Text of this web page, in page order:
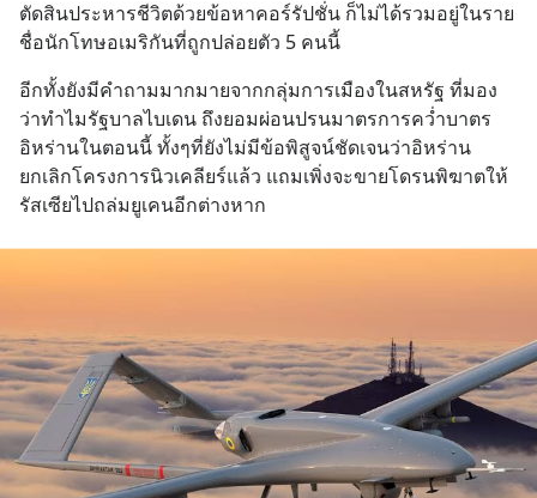
ตัดสินประหารชีวิตด้วยข้อหาคอร์รัปชั่น ก็ไม่ได้รวมอยู่ในราย
ชื่อนักโทษอเมริกันที่ถูกปล่อยตัว 5 คนนี้
อีกทั้งยังมีคำถามมากมายจากกลุ่มการเมืองในสหรัฐ ที่มอง
ว่าทำไมรัฐบาลไบเดน ถึงยอมผ่อนปรนมาตรการคว่ำบาตร
อิหร่านในตอนนี้ ทั้งๆที่ยังไม่มีข้อพิสูจน์ชัดเจนว่าอิหร่าน
ยกเลิกโครงการนิวเคลียร์แล้ว แถมเพิ่งจะขายโดรนพิฆาตให้
รัสเซียไปถล่มยูเคนอีกต่างหาก